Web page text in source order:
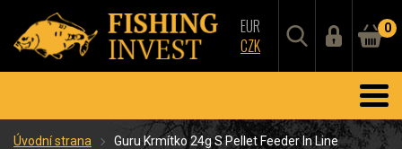
EUR
CZK
0
Úvodní strana Guru Krmítko 24g S Pellet Feeder In Line